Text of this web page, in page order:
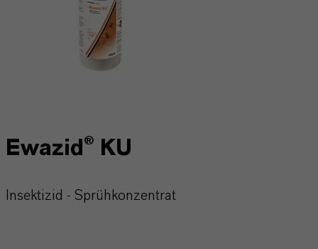
Ewazid® KU
Insektizid - Sprühkonzentrat